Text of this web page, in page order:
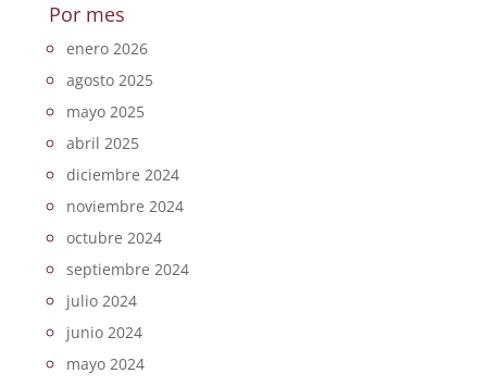
Por mes
enero 2026
agosto 2025
mayo 2025
abril 2025
diciembre 2024
noviembre 2024
octubre 2024
septiembre 2024
julio 2024
junio 2024
mayo 2024